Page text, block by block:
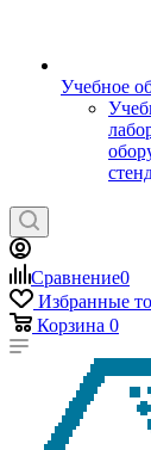
Учебное
Сравнение0
Избранные
Корзина 0